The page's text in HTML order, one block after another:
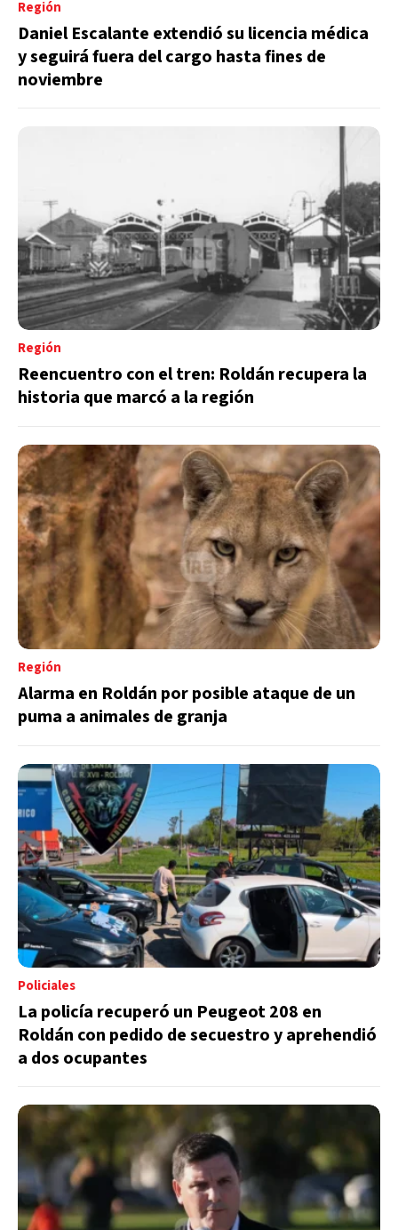
Región
Daniel Escalante extendió su licencia médica
y seguirá fuera del cargo hasta fines de
noviembre
Región
Reencuentro con el tren: Roldán recupera la
historia que marcó a la región
Región
Alarma en Roldán por posible ataque de un
puma a animales de granja
Policiales
La policía recuperó un Peugeot 208 en
Roldán con pedido de secuestro y aprehendió
a dos ocupantes